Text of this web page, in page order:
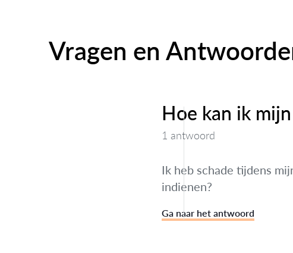
Vragen en
Hoe kan ik
1 antwoord
Ik heb schade tijdens
indienen?
Ga naar het antwoord